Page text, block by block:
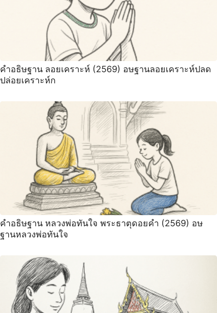
คำอธิษฐาน ลอยเคราะห์ (2569) ️อษฐานลอยเคราะห์ปลด
ปล่อยเคราะห์ก
คำอธิษฐาน หลวงพ่อทันใจ พระธาตุดอยคำ (2569) อษ
ฐานหลวงพ่อทันใจ